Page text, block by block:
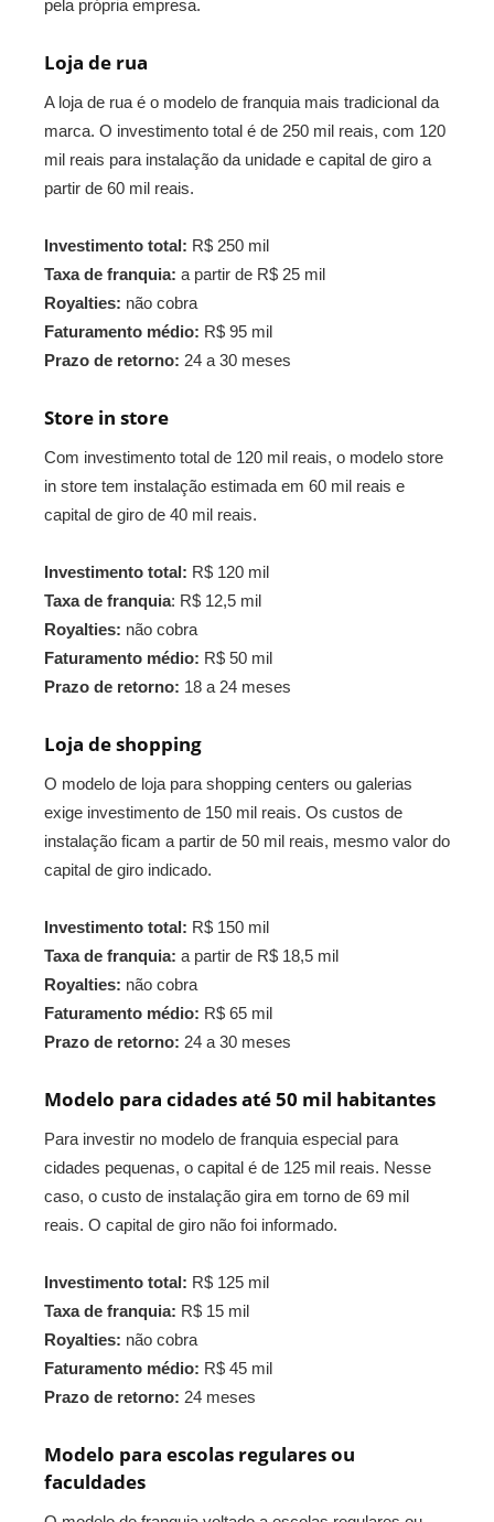
pela própria empresa.
Loja de rua
A loja de rua é o modelo de franquia mais tradicional da
marca. O investimento total é de 250 mil reais, com 120
mil reais para instalação da unidade e capital de giro a
partir de 60 mil reais.
Investimento total: R$ 250 mil
Taxa de franquia: a partir de R$ 25 mil
Royalties: não cobra
Faturamento médio: R$ 95 mil
Prazo de retorno: 24 a 30 meses
Store in store
Com investimento total de 120 mil reais, o modelo store
in store tem instalação estimada em 60 mil reais e
capital de giro de 40 mil reais.
Investimento total: R$ 120 mil
Taxa de franquia: R$ 12,5 mil
Royalties: não cobra
Faturamento médio: R$ 50 mil
Prazo de retorno: 18 a 24 meses
Loja de shopping
O modelo de loja para shopping centers ou galerias
exige investimento de 150 mil reais. Os custos de
instalação ficam a partir de 50 mil reais, mesmo valor do
capital de giro indicado.
Investimento total: R$ 150 mil
Taxa de franquia: a partir de R$ 18,5 mil
Royalties: não cobra
Faturamento médio: R$ 65 mil
Prazo de retorno: 24 a 30 meses
Modelo para cidades até 50 mil habitantes
Para investir no modelo de franquia especial para
cidades pequenas, o capital é de 125 mil reais. Nesse
caso, o custo de instalação gira em torno de 69 mil
reais. O capital de giro não foi informado.
Investimento total: R$ 125 mil
Taxa de franquia: R$ 15 mil
Royalties: não cobra
Faturamento médio: R$ 45 mil
Prazo de retorno: 24 meses
Modelo para escolas regulares ou
faculdades